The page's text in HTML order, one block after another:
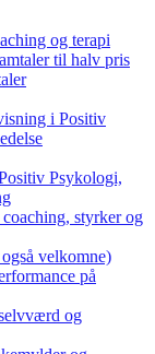
og terapi
til halv pris
i Positiv
Psykologi,
styrker og
velkomne)
på
og